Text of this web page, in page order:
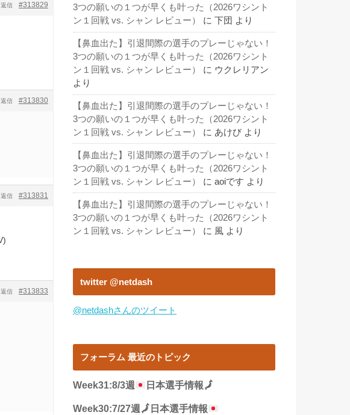
#313829
返信
#313830
返信
#313831
返信
#313833
返信
3つの願いの１つが早くも叶った（2026ワシント
ン１回戦 vs. シャン レビュー）
に 下団 より
【鼻血出た】引退間際の選手のプレーじゃない！
3つの願いの１つが早くも叶った（2026ワシント
ン１回戦 vs. シャン レビュー）
に ウクレリアン
より
【鼻血出た】引退間際の選手のプレーじゃない！
3つの願いの１つが早くも叶った（2026ワシント
ン１回戦 vs. シャン レビュー）
に あけび より
【鼻血出た】引退間際の選手のプレーじゃない！
3つの願いの１つが早くも叶った（2026ワシント
ン１回戦 vs. シャン レビュー）
に aoiです より
【鼻血出た】引退間際の選手のプレーじゃない！
3つの願いの１つが早くも叶った（2026ワシント
ン１回戦 vs. シャン レビュー）
に 風 より
twitter @netdash
@netdashさんのツイート
フォーラム 最近のトピック
Week31:8/3週 日本選手情報🗾
Week30:7/27週🗾 日本選手情報